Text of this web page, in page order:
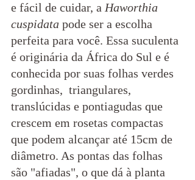
e fácil de cuidar, a Haworthia
cuspidata pode ser a escolha
perfeita para você. Essa suculenta
é originária da África do Sul e é
conhecida por suas folhas verdes
gordinhas,  triangulares,
translúcidas e pontiagudas que
crescem em rosetas compactas
que podem alcançar até 15cm de
diâmetro. As pontas das folhas
são "afiadas", o que dá à planta